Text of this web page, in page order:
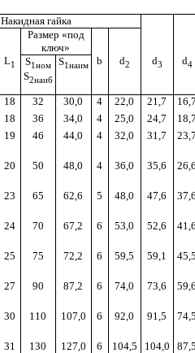
Накидная гайка
Размер «под
ключ»
L1 S1ном
S2наиб
S1наим b d2 d3 d4
18 32 30,0 4 22,0 21,7
18 36 34,0 4 25,0 24,7
19 46 44,0 4 32,0 31,7
20 50 48,0 4 36,0 35,6
23 65 62,6 5 48,0 47,6
24 70 67,2 6 53,0 52,6
25 75 72,2 6 59,5 59,1
27 90 87,2 6 74,0 73,6
30 110 107,0 6 92,0 91,5
31 130 127,0 6 104,5 104,0